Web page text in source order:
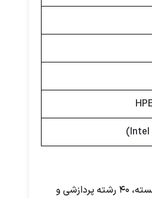
خرید پردازنده‌های سرور مستلزم درک دقیق نیازهای سازمان و شناخت محیط‌های کاری است. سی پی یو سرور Intel Xeon Gold 6248 Processor با ترکیب ۲۰ هسته، ۴۰ رشته پردازشی و